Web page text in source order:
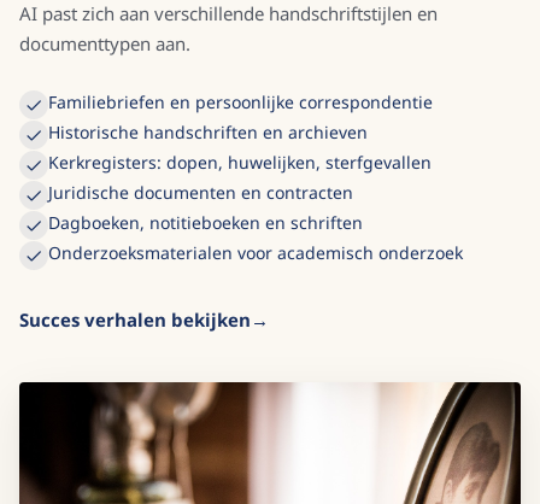
AI past zich aan verschillende handschriftstijlen en
documenttypen aan.
Familiebriefen en persoonlijke correspondentie
Historische handschriften en archieven
Kerkregisters: dopen, huwelijken, sterfgevallen
Juridische documenten en contracten
Dagboeken, notitieboeken en schriften
Onderzoeksmaterialen voor academisch onderzoek
Succes verhalen bekijken